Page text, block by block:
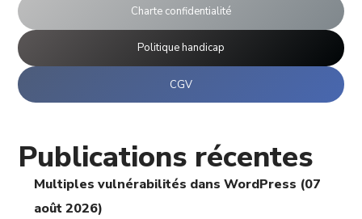
Charte confidentialité
Politique handicap
CGV
Publications récentes
Multiples vulnérabilités dans WordPress (07
août 2026)